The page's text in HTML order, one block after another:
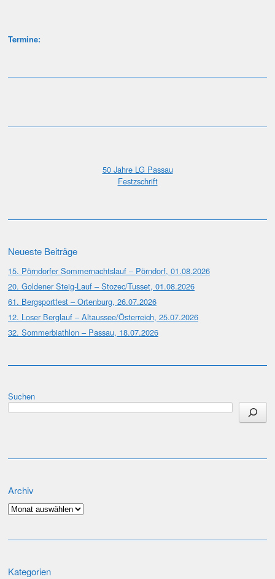
Termine:
50 Jahre LG Passau
Festzschrift
Neueste Beiträge
15. Pörndorfer Sommernachtslauf – Pörndorf, 01.08.2026
20. Goldener Steig-Lauf – Stozec/Tusset, 01.08.2026
61. Bergsportfest – Ortenburg, 26.07.2026
12. Loser Berglauf – Altaussee/Österreich, 25.07.2026
32. Sommerbiathlon – Passau, 18.07.2026
Suchen
Archiv
Archiv
Kategorien